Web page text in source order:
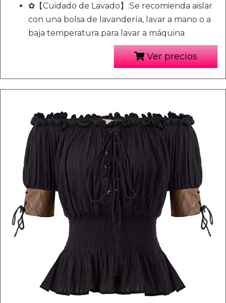
✿【Cuidado de Lavado】:Se recomienda aislar
con una bolsa de lavandería, lavar a mano o a
baja temperatura para lavar a máquina
Ver precios